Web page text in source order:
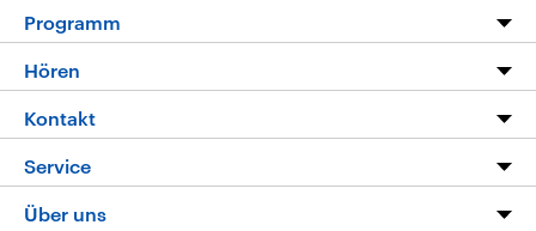
Programm
Programm
Die Nachrichten
Nachrichtenleicht
Neue Beiträge auf dlf.de
Hören
Livestream
Podcasts
Deutschlandfunk App
Kontakt
Hörerservice
Service
FAQ
Über uns